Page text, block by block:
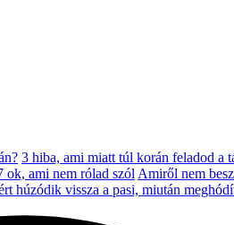
3 hiba, ami miatt túl korán feladod a
ok, ami nem rólad szól Amiről nem
húzódik vissza a pasi, miután